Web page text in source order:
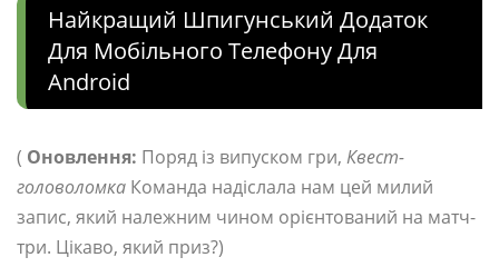
Найкращий Шпигунський Додаток
Для Мобільного Телефону Для
Android
( Оновлення: Поряд із випуском гри, Квест-
головоломка Команда надіслала нам цей милий
запис, який належним чином орієнтований на матч-
три. Цікаво, який приз?)